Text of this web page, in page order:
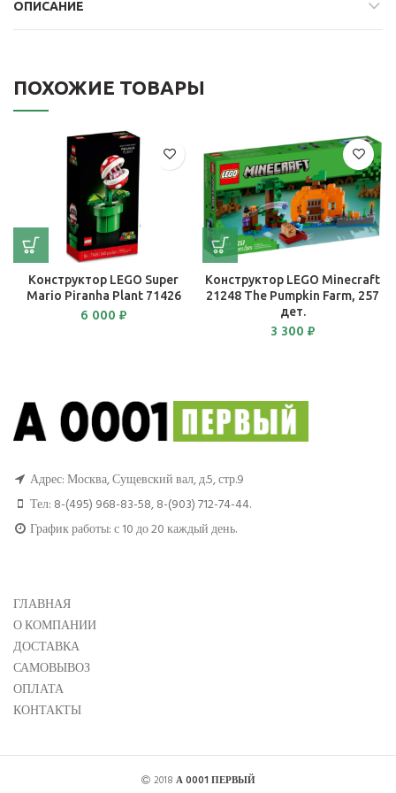
ОПИСАНИЕ
ПОХОЖИЕ ТОВАРЫ
Конструктор LEGO Super
Mario Piranha Plant 71426
6 000 ₽
Конструктор LEGO Minecraft
21248 The Pumpkin Farm, 257
дет.
3 300 ₽
Адрес: Москва, Сущевский вал, д.5, стр.9
Тел: 8-(495) 968-83-58,8-(903) 712-74-44.
График работы: с 10 до 20 каждый день.
ГЛАВНАЯ
О КОМПАНИИ
ДОСТАВКА
САМОВЫВОЗ
ОПЛАТА
КОНТАКТЫ
2018 А 0001 ПЕРВЫЙ